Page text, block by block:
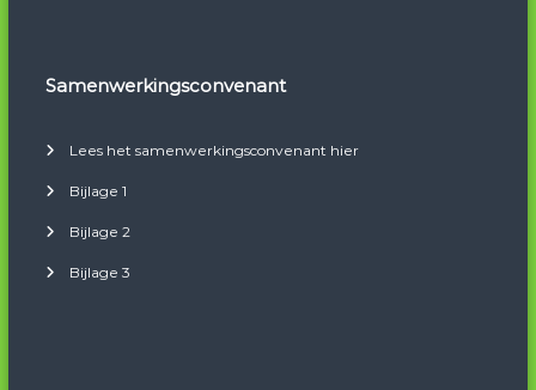
Samenwerkingsconvenant
Lees het samenwerkingsconvenant hier
Bijlage 1
Bijlage 2
Bijlage 3